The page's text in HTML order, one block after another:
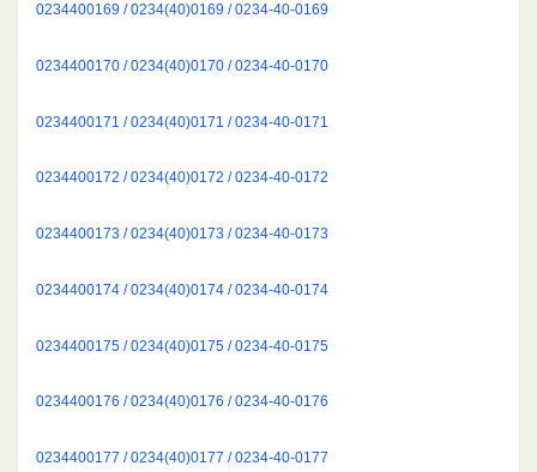
0234400169 / 0234(40)0169 / 0234-40-0169
0234400170 / 0234(40)0170 / 0234-40-0170
0234400171 / 0234(40)0171 / 0234-40-0171
0234400172 / 0234(40)0172 / 0234-40-0172
0234400173 / 0234(40)0173 / 0234-40-0173
0234400174 / 0234(40)0174 / 0234-40-0174
0234400175 / 0234(40)0175 / 0234-40-0175
0234400176 / 0234(40)0176 / 0234-40-0176
0234400177 / 0234(40)0177 / 0234-40-0177